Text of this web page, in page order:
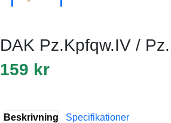
DAK Pz.Kpfqw.IV /
159 kr
Beskrivning Specifikationer